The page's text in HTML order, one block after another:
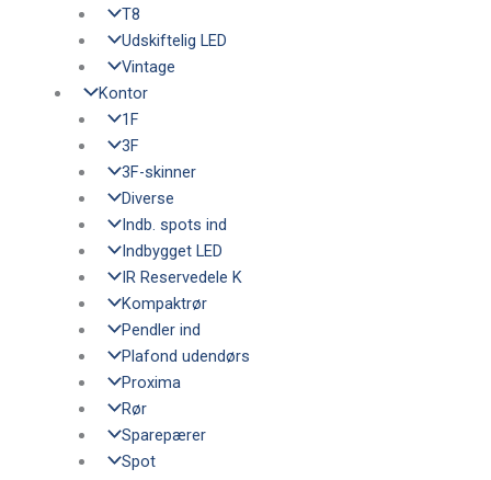
T8
Udskiftelig LED
Vintage
Kontor
1F
3F
3F-skinner
Diverse
Indb. spots ind
Indbygget LED
IR Reservedele K
Kompaktrør
Pendler ind
Plafond udendørs
Proxima
Rør
Sparepærer
Spot